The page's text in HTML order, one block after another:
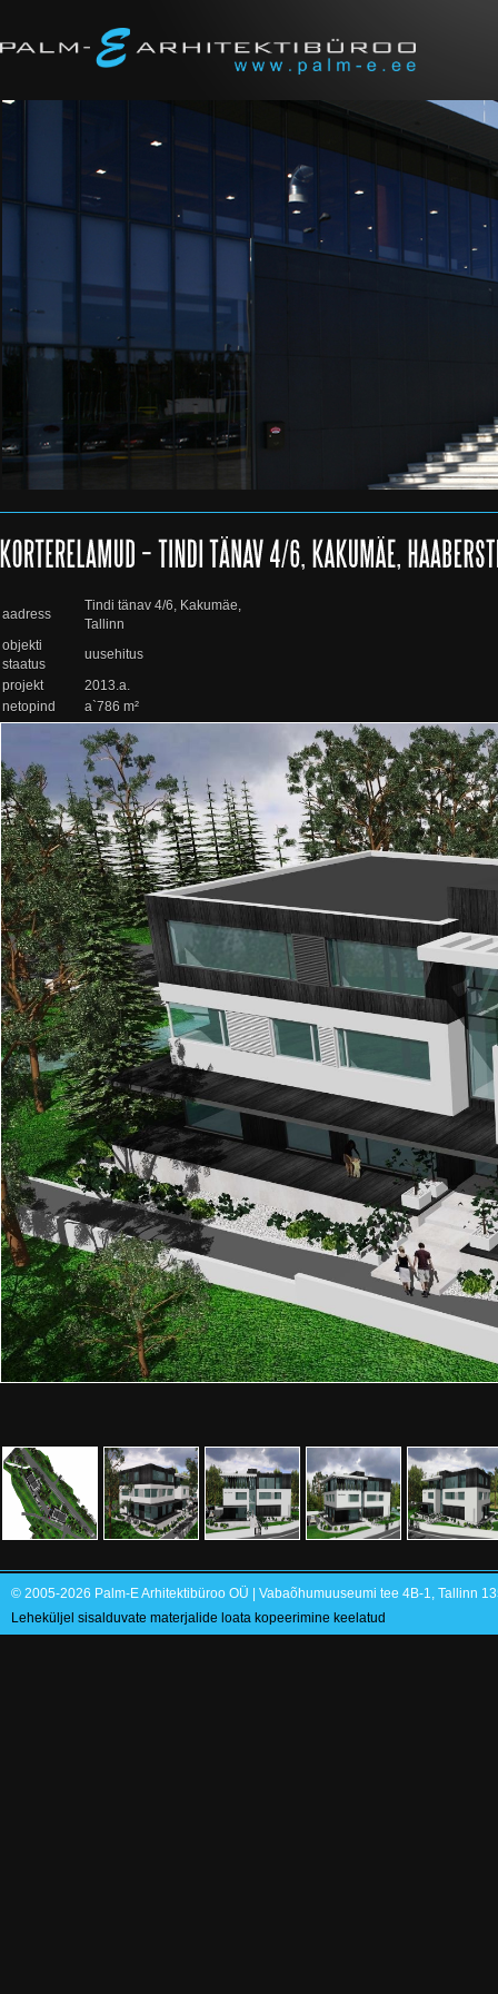
aadress
Tindi tänav 4/6, Kakumäe,
Tallinn
objekti
staatus
uusehitus
projekt
2013.a.
netopind
a`786 m²
© 2005-2026 Palm-E Arhitektibüroo OÜ | Vabaõhumuuseumi tee 4B-1, Tallinn
Leheküljel sisalduvate materjalide loata kopeerimine keelatud